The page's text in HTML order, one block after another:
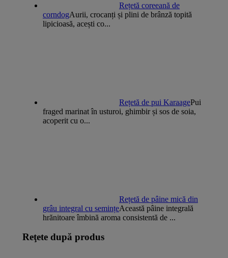
Rețetă coreeană de
corndogAurii, crocanți și plini de brânză topită
lipicioasă, acești co...
Rețetă de pui KaraagePui
fraged marinat în usturoi, ghimbir și sos de soia,
acoperit cu o...
Rețetă de pâine mică din
grâu integral cu semințeAceastă pâine integrală
hrănitoare îmbină aroma consistentă de ...
Reţete după produs